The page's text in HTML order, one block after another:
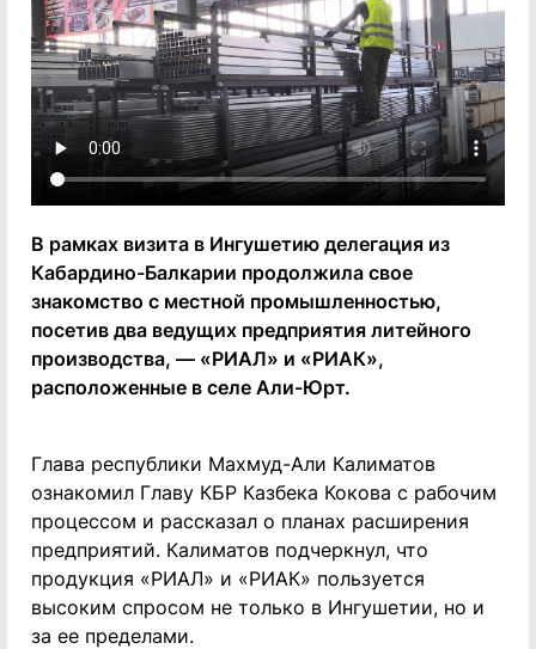
В рамках визита в Ингушетию делегация из
Кабардино-Балкарии продолжила свое
знакомство с местной промышленностью,
посетив два ведущих предприятия литейного
производства, — «РИАЛ» и «РИАК»,
расположенные в селе Али-Юрт.
Глава республики Махмуд-Али Калиматов
ознакомил Главу КБР Казбека Кокова с рабочим
процессом и рассказал о планах расширения
предприятий. Калиматов подчеркнул, что
продукция «РИАЛ» и «РИАК» пользуется
высоким спросом не только в Ингушетии, но и
за ее пределами.